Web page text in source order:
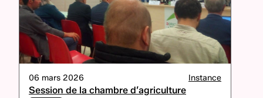
06 mars 2026 Instance
Session de la chambre d’agriculture